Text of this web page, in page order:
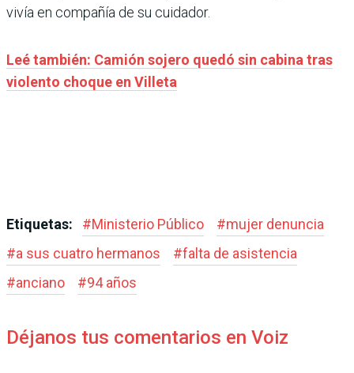
vivía en compañía de su cuidador.
Leé también: Camión sojero quedó sin cabina tras
violento choque en Villeta
Etiquetas: #Ministerio Público #mujer denuncia
#a sus cuatro hermanos #falta de asistencia
#anciano #94 años
Déjanos tus comentarios en Voiz